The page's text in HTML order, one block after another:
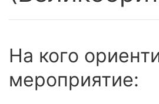
На кого
мероприятие: